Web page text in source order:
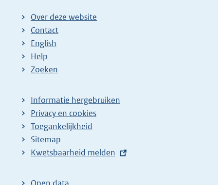
Over deze website
Contact
English
Help
Zoeken
Informatie hergebruiken
Privacy en cookies
Toegankelijkheid
Sitemap
E
t
Kwetsbaarheid melden